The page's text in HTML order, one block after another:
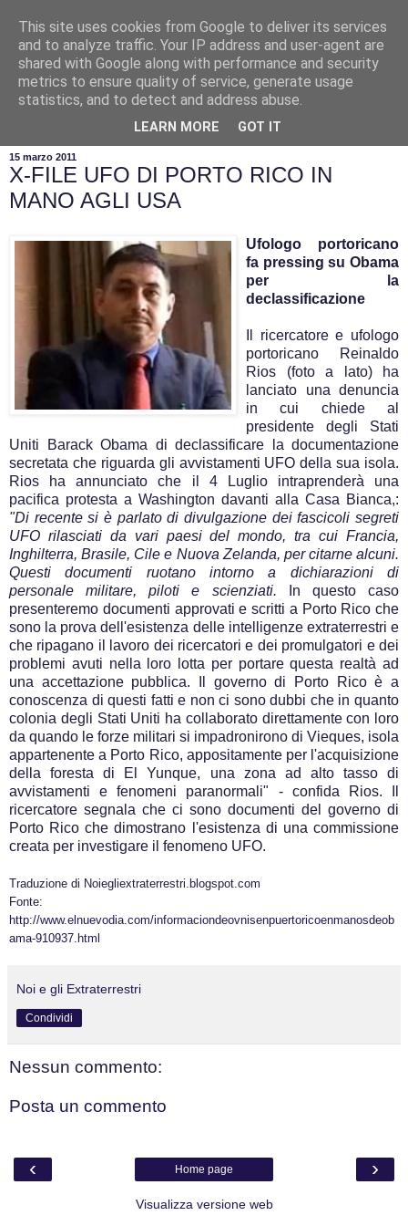
15 marzo 2011
X-FILE UFO DI PORTO RICO IN
MANO AGLI USA
Ufologo portoricano
fa pressing su Obama
per la
declassificazione
Il ricercatore e ufologo
portoricano Reinaldo
Rios (foto a lato) ha
lanciato una denuncia
in cui chiede al
presidente degli Stati
Uniti Barack Obama di declassificare la documentazione
secretata che riguarda gli avvistamenti UFO della sua isola.
Rios ha annunciato che il 4 Luglio intraprenderà una
pacifica protesta a Washington davanti alla Casa Bianca,:
"Di recente si è parlato di divulgazione dei fascicoli segreti
UFO rilasciati da vari paesi del mondo, tra cui Francia,
Inghilterra, Brasile, Cile e Nuova Zelanda, per citarne alcuni.
Questi documenti ruotano intorno a dichiarazioni di
personale militare, piloti e scienziati.
In questo caso
presenteremo documenti approvati e scritti a Porto Rico che
sono la prova dell'esistenza delle intelligenze extraterrestri e
che ripagano il lavoro dei ricercatori e dei promulgatori e dei
problemi avuti nella loro lotta per portare questa realtà ad
una accettazione pubblica. Il governo di Porto Rico è a
conoscenza di questi fatti e non ci sono dubbi che in quanto
colonia degli Stati Uniti ha collaborato direttamente con loro
da quando le forze militari si impadronirono di Vieques, isola
appartenente a Porto Rico, appositamente per l'acquisizione
della foresta di El Yunque, una zona ad alto tasso di
avvistamenti e fenomeni paranormali" - confida Rios. Il
ricercatore segnala che ci sono documenti del governo di
Porto Rico che dimostrano l'esistenza di una commissione
creata per investigare il fenomeno UFO.
Traduzione di Noiegliextraterrestri.blogspot.com
Fonte:
http://www.elnuevodia.com/informaciondeovnisenpuertoricoenmanosdeob
ama-910937.html
Noi e gli Extraterrestri
Condividi
Nessun commento:
Posta un commento
‹ ›
Home page
Visualizza versione web
This site uses cookies from Google to deliver its services
and to analyze traffic. Your IP address and user-agent are
shared with Google along with performance and security
metrics to ensure quality of service, generate usage
statistics, and to detect and address abuse.
LEARN MORE GOT IT